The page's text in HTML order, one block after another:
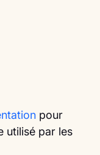
pour
utilisé par les